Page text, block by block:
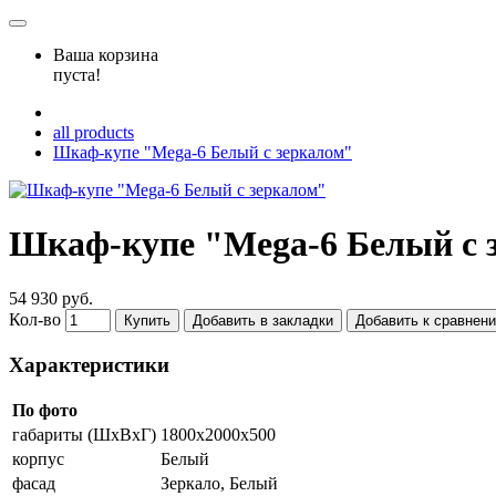
Ваша корзина
пуста!
all products
Шкаф-купе "Mega-6 Белый с зеркалом"
Шкаф-купе "Mega-6 Белый с
54 930 руб.
Кол-во
Купить Добавить в закладки Добавить к
Характеристики
По фото
габариты (ШхВхГ) 1800х2000х500
корпус
Белый
фасад
Зеркало, Белый